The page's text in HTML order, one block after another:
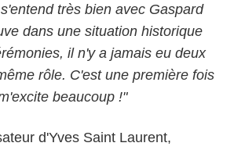
très bien avec Gaspard
dans une situation historique
il n'y a jamais eu deux
rôle. C'est une première fois
beaucoup !"
d'Yves Saint Laurent,